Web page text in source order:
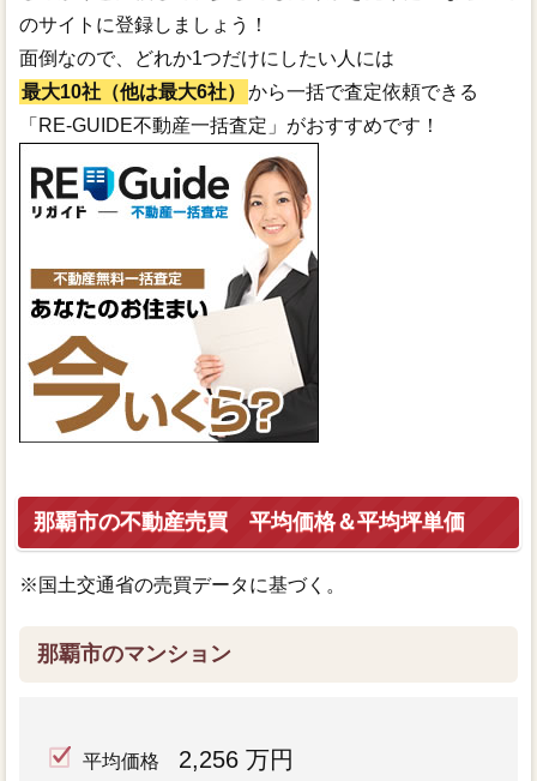
のサイトに登録しましょう！
面倒なので、どれか1つだけにしたい人には
最大10社（他は最大6社）
から一括で査定依頼できる
「RE-GUIDE不動産一括査定」がおすすめです！
那覇市の不動産売買 平均価格＆平均坪単価
※国土交通省の売買データに基づく。
那覇市のマンション
平均価格 2,256 万円